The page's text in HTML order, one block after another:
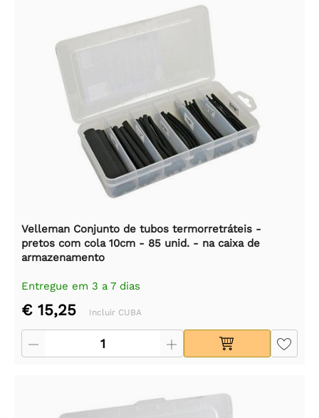
Velleman Conjunto de tubos termorretráteis -
pretos com cola 10cm - 85 unid. - na caixa de
armazenamento
Entregue em 3 a 7 dias
€ 15,25 Incluir CUBA